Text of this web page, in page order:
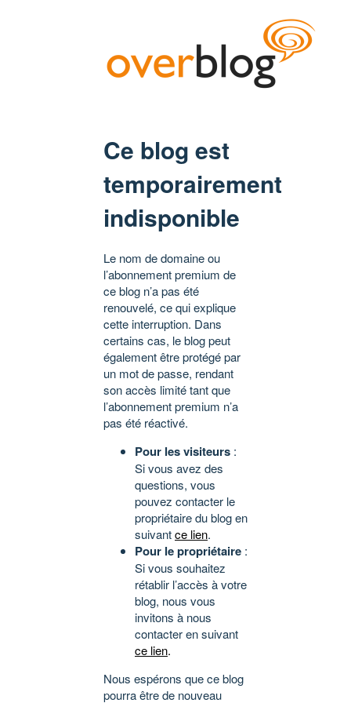
Ce blog est
temporairement
indisponible
Le nom de domaine ou
l’abonnement premium de
ce blog n’a pas été
renouvelé, ce qui explique
cette interruption. Dans
certains cas, le blog peut
également être protégé par
un mot de passe, rendant
son accès limité tant que
l’abonnement premium n’a
pas été réactivé.
Pour les visiteurs :
Si vous avez des
questions, vous
pouvez contacter le
propriétaire du blog en
suivantce lien.
Pour le propriétaire :
Si vous souhaitez
rétablir l’accès à votre
blog, nous vous
invitons à nous
contacter en suivant
ce lien.
Nous espérons que ce blog
pourra être de nouveau